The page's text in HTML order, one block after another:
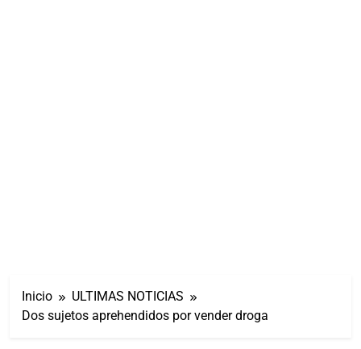
Inicio
ULTIMAS NOTICIAS
Dos sujetos aprehendidos por vender droga